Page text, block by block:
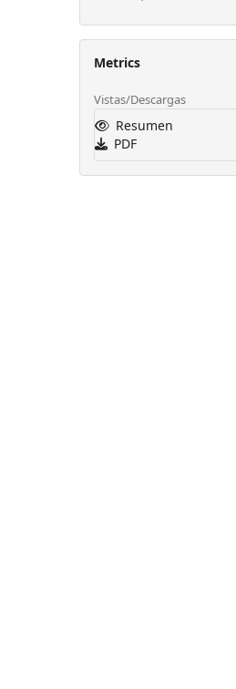
Metrics
Vistas/Descargas
Resumen
PDF